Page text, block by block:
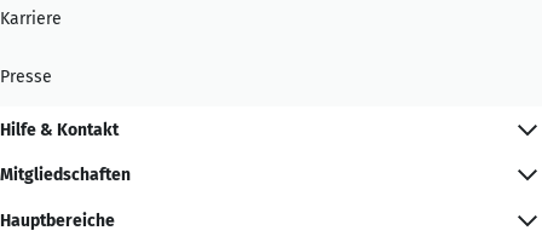
Karriere
Presse
Hilfe & Kontakt
Mitgliedschaften
Hauptbereiche